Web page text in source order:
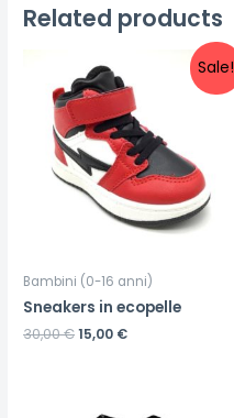
Related products
Sale!
Bambini (0-16 anni)
Sneakers in ecopelle
30,00€15,00 €